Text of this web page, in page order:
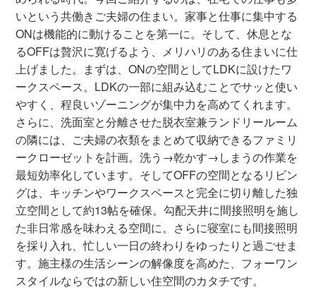
いという共働きご夫婦の住まい。家事と仕事に集中する
ONは機能的に動けることを第一に。そして、休息とな
るOFFは贅沢に寛げるよう、メリハリのある住まいに仕
上げました。まずは、ONの空間としてLDKに設けたワ
ークスペース。LDKの一部に組み込むことでサッと使い
やすく、程良いゾーニングが集中力を高めてくれます。
さらに、洗面室と分離させた脱衣室兼ランドリールーム
の隣には、ご夫婦の衣類をまとめて収納できるファミリ
ークローゼットを計画。洗う→乾かす→しまうの作業を
最短効率化しています。そしてOFFの空間となるリビン
グは、キッチンやワークスペースと完全に切り離した独
立空間として約13帖を確保。勾配天井に間接照明を施し
た非日常感を味わえる空間に。さらに寝室にも間接照明
を採り入れ、忙しい一日の終わりをゆったりと過ごせま
す。施主様の生活シーンの解像度を高めた、フォーワン
スタイルならではの新しい住空間のカタチです。